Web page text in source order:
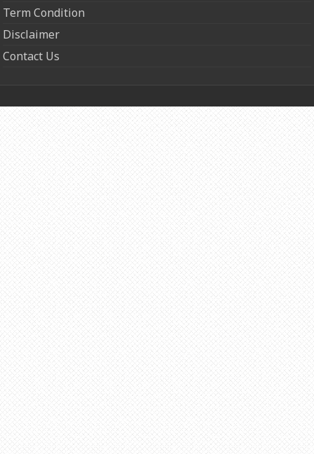
Term Condition
Disclaimer
Contact Us